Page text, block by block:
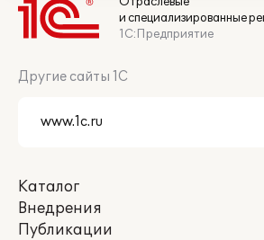
и специализированные
1С:Предприятие
Другие сайты 1С
Каталог
Внедрения
Публикации